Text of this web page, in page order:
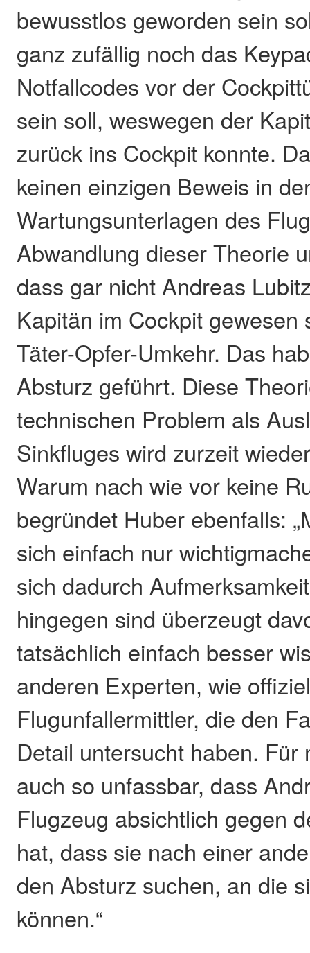
bewusstlos geworden sein
ganz zufällig noch das
Notfallcodes vor der
sein soll, weswegen der
zurück ins Cockpit konnte.
keinen einzigen Beweis in
Wartungsunterlagen des
Abwandlung dieser Theorie
dass gar nicht Andreas
Kapitän im Cockpit gewesen
Täter-Opfer-Umkehr. Das
Absturz geführt. Diese
technischen Problem als
Sinkfluges wird zurzeit
Warum nach wie vor keine
begründet Huber ebenfalls:
sich einfach nur
sich dadurch
hingegen sind überzeugt
tatsächlich einfach besser
anderen Experten, wie
Flugunfallermittler, die den
Detail untersucht haben. Für
auch so unfassbar, dass
Flugzeug absichtlich gegen
hat, dass sie nach einer
den Absturz suchen, an die
können.“